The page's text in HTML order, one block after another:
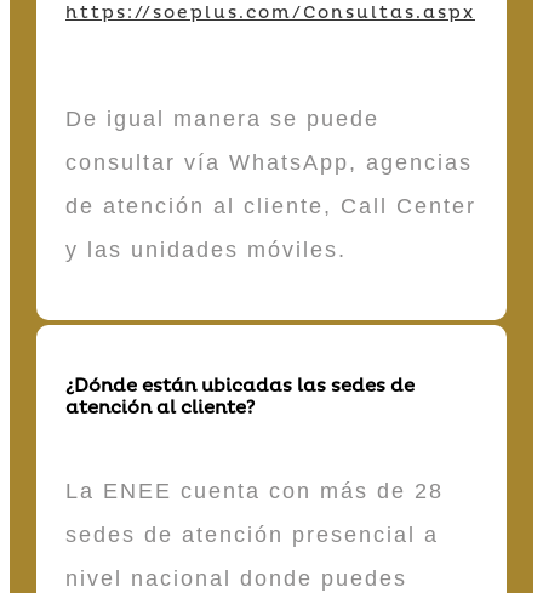
https://soeplus.com/Consultas.aspx
De igual manera se puede
consultar vía WhatsApp, agencias
de atención al cliente, Call Center
y las unidades móviles.
¿Dónde están ubicadas las sedes de
atención al cliente?
La ENEE cuenta con más de 28
sedes de atención presencial a
nivel nacional donde puedes